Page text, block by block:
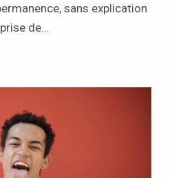
sans explication
de…